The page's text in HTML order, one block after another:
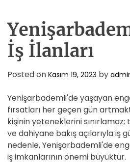
İş İlanları
Posted on Kasım 19, 2023 by
Yenişarbademli'de yaşayan
fırsatları her geçen gün
kişinin yeteneklerini
ve dahiyane bakış açılarıyla iş
nedenle, Yenişarbademli'de
iş imkanlarının önemi büyüktür.